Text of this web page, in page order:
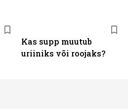
Kas supp muutub
uriiniks või roojaks?